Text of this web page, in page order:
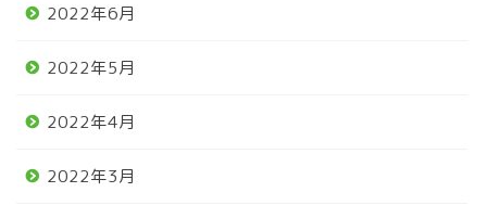
2022年6月
2022年5月
2022年4月
2022年3月